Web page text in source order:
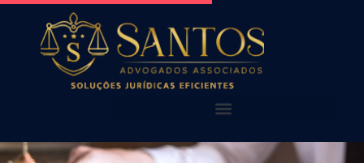
AQUI VOCÊ ENCONTRA!
NOSSAS PUBLICAÇÕES